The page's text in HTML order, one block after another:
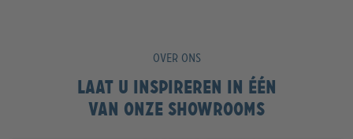
OVER ONS
Laat u inspireren in één
van onze showrooms